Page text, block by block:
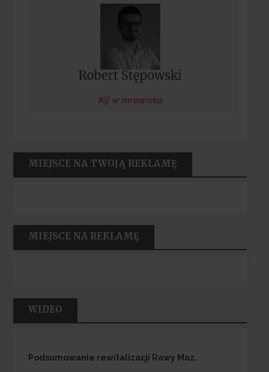
Kij w mrowisko
MIEJSCE NA TWOJĄ REKLAMĘ
MIEJSCE NA REKLAMĘ
WIDEO
Podsumowanie rewitalizacji Rawy Maz.